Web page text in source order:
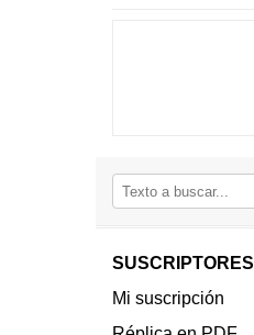
SUSCRIPTORES
Mi suscripción